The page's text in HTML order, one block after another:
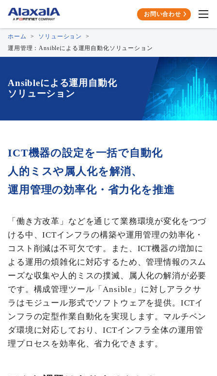
お問い合わせ
ホーム
ソリューション
運用管理：Ansibleによる運用自動化ソリューション
Ansibleによる運用自動化
ソリューション
ICT機器の設定を一括で自動化
人的ミスや属人化を解消、
運用管理の効率化・省力化を推進
「働き方改革」などを通じて業務環境が変化をつづ
ける中、ICTインフラの構築や運用管理の効率化・
コスト削減は不可欠です。また、ICT機器の増加に
よる運用の煩雑化に対応するため、管理情報のスム
ーズな収集や人的ミスの撲滅、属人化の解消が必要
です。構成管理ツール「Ansible」に対しアラクサ
ラはモジュール形式でソフトウェアを提供。ICTイ
ンフラの定型作業自動化を実現します。マルチベン
ダ環境に対応しており、ICTインフラ全体の運用管
理プロセスを効率化、省力化できます。